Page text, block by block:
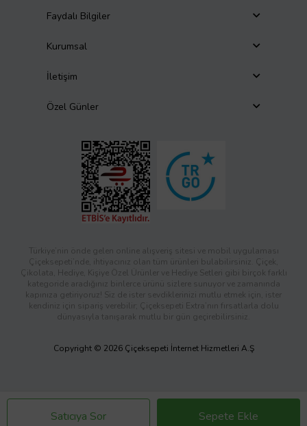
Satıcıya Sor Sepete Ekle
Faydalı Bilgiler
Kurumsal
İletişim
Özel Günler
Türkiye’nin önde gelen online alışveriş sitesi ve mobil uygulaması
Çiçeksepeti’nde, ihtiyacınız olan tüm ürünleri bulabilirsiniz. Çiçek,
Çikolata, Hediye, Kişiye Özel Ürünler ve Hediye Setleri gibi birçok farklı
kategoride aradığınız binlerce ürünü sizlere sunuyor ve zamanında
kapınıza getiriyoruz! Siz de ister sevdiklerinizi mutlu etmek için, ister
kendiniz için sipariş verebilir; Çiçeksepeti Extra’nın fırsatlarla dolu
dünyasıyla tanışarak mutlu bir gün geçirebilirsiniz.
Copyright © 2026 Çiçeksepeti İnternet Hizmetleri A.Ş